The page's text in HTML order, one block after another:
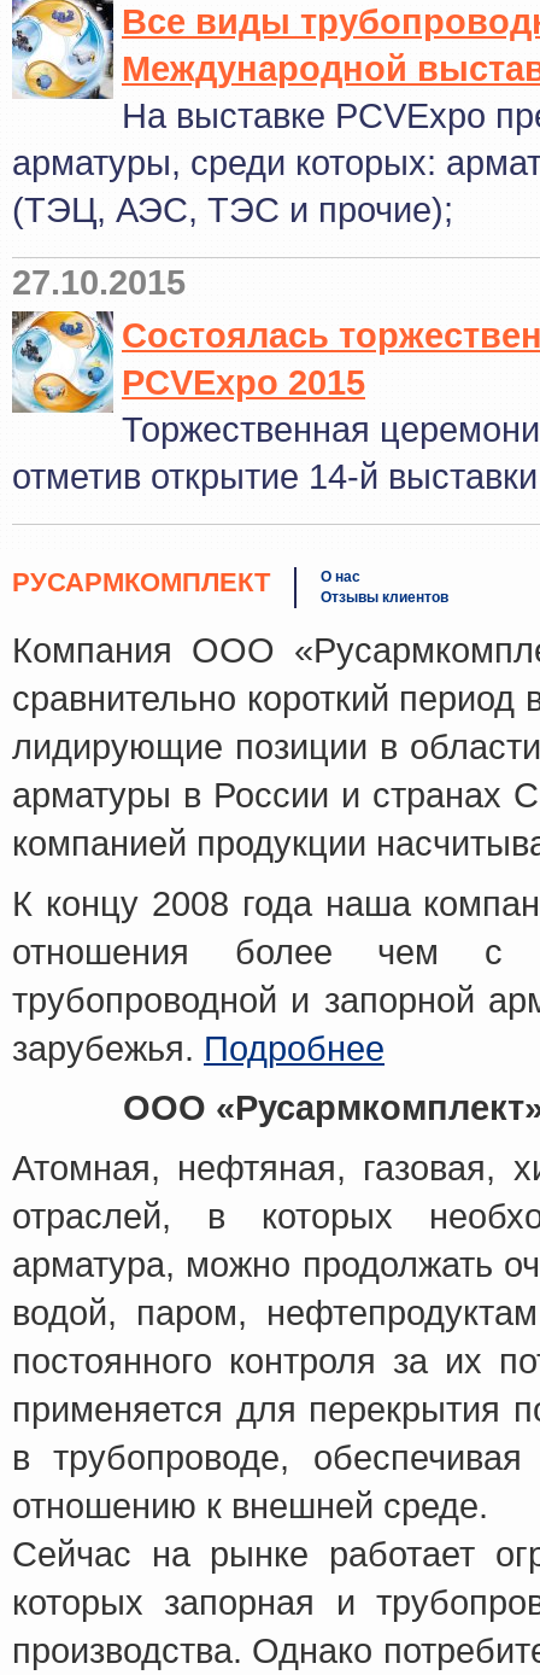
Все виды
Международной
На выставке PCVExpo
арматуры, среди которых:
(ТЭЦ, АЭС, ТЭС и прочие);
27.10.2015
Состоялась
PCVExpo 2015
Торжественная
отметив открытие 14-й
РУСАРМКОМПЛЕКТ
О нас
Отзывы клиентов
Компания ООО
сравнительно короткий
лидирующие позиции в
арматуры в России и странах
компанией продукции
К концу 2008 года наша
отношения более чем с
трубопроводной и запорной
зарубежья. Подробнее
ООО
Атомная, нефтяная, газовая,
отраслей, в которых
арматура, можно продолжать
водой, паром,
постоянного контроля за их
применяется для перекрытия
в трубопроводе,
отношению к внешней среде.
Сейчас на рынке работает
которых запорная и
производства. Однако